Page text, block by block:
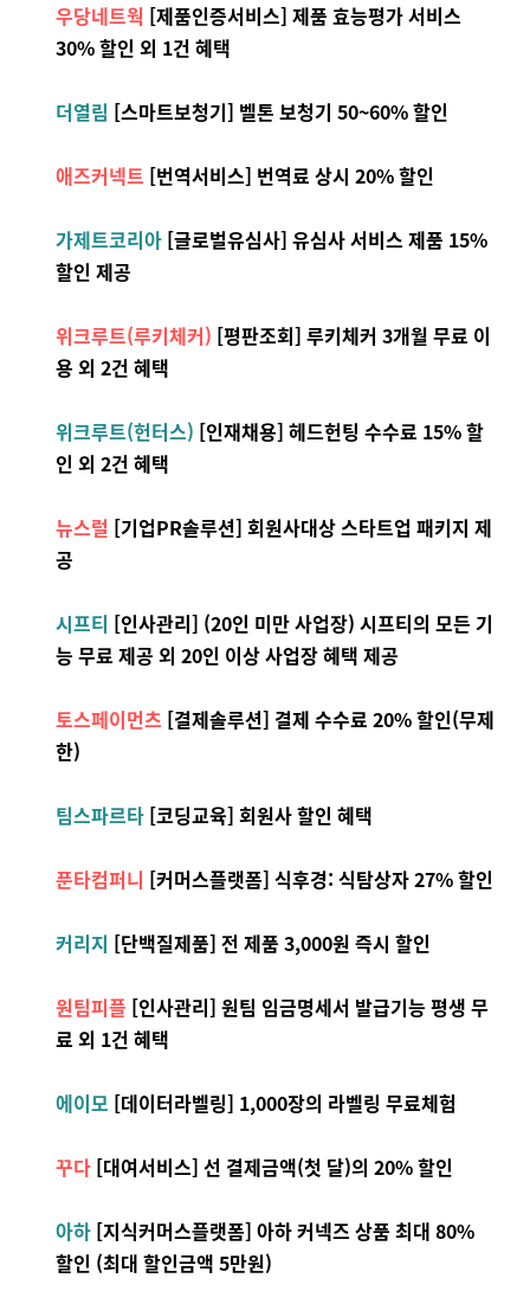
우당네트웍 [제품인증서비스] 제품 효능평가 서비스
30% 할인 외 1건 혜택
더열림 [스마트보청기] 벨톤 보청기 50~60% 할인
애즈커넥트 [번역서비스] 번역료 상시 20% 할인
가제트코리아 [글로벌유심사] 유심사 서비스 제품 15%
할인 제공
위크루트(루키체커) [평판조회] 루키체커 3개월 무료 이
용 외 2건 혜택
위크루트(헌터스) [인재채용] 헤드헌팅 수수료 15% 할
인 외 2건 혜택
뉴스럴 [기업PR솔루션] 회원사대상 스타트업 패키지 제
공
시프티 [인사관리] (20인 미만 사업장) 시프티의 모든 기
능 무료 제공 외 20인 이상 사업장 혜택 제공
토스페이먼츠 [결제솔루션] 결제 수수료 20% 할인(무제
한)
팀스파르타 [코딩교육] 회원사 할인 혜택
푼타컴퍼니 [커머스플랫폼] 식후경: 식탐상자 27% 할인
커리지 [단백질제품] 전 제품 3,000원 즉시 할인
원팀피플 [인사관리] 원팀 임금명세서 발급기능 평생 무
료 외 1건 혜택
에이모 [데이터라벨링] 1,000장의 라벨링 무료체험
꾸다[대여서비스] 선 결제금액(첫 달)의 20% 할인
아하 [지식커머스플랫폼] 아하 커넥즈 상품 최대 80%
할인 (최대 할인금액 5만원)